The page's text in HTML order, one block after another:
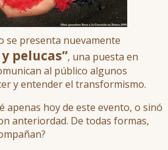
se presenta nuevamente
pelucas”, una puesta en
al público algunos
y entender el transformismo.
apenas hoy de este evento, o sinó
anteriordad. De todas formas,